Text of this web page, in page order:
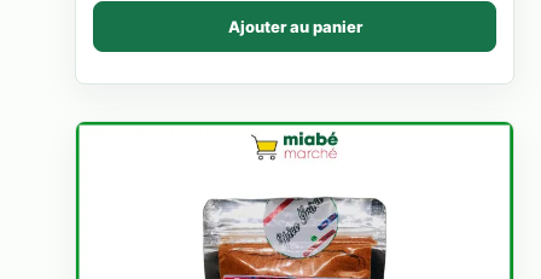
Ajouter au panier